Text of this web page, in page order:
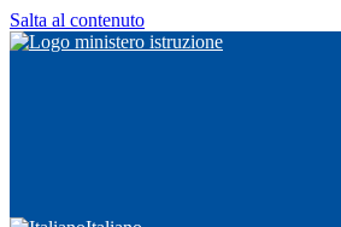
Salta al contenuto